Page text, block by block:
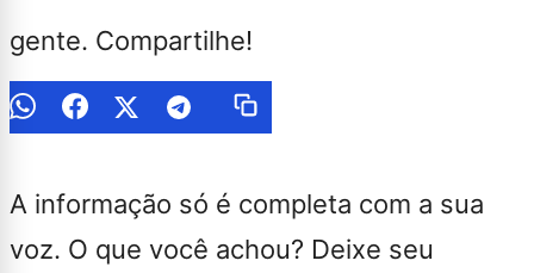
gente. Compartilhe!
A informação só é completa com a sua
voz. O que você achou? Deixe seu